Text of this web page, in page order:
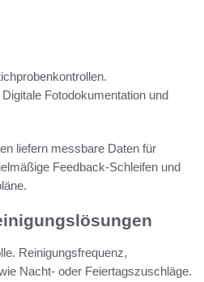
Fotodokumentation und
liefern messbare Daten für
Feedback-Schleifen und
Reinigungsfrequenz,
Nacht- oder Feiertagszuschläge.